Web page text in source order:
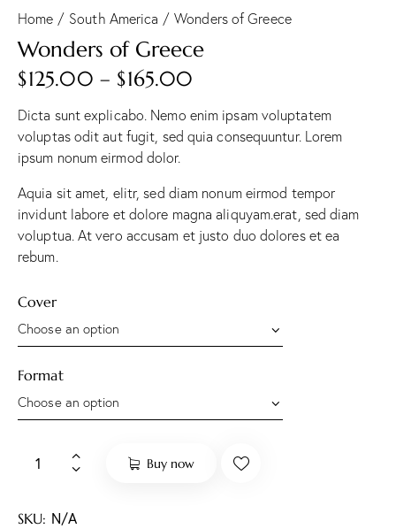
Home South America Wonders of Greece
Wonders of Greece
$125.00 – $165.00
Dicta sunt explicabo. Nemo enim ipsam voluptatem
voluptas odit aut fugit, sed quia consequuntur. Lorem
ipsum nonum eirmod dolor.
Aquia sit amet, elitr, sed diam nonum eirmod tempor
invidunt labore et dolore magna aliquyam.erat, sed diam
voluptua. At vero accusam et justo duo dolores et ea
rebum.
Cover
Format
Buy now
SKU: N/A